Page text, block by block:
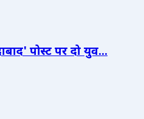
पोस्ट पर दो युव...